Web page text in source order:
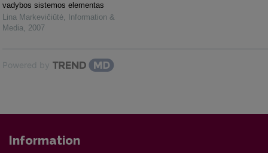
vadybos sistemos elementas
Lina Markevičiūtė,
Information &
Media, 2007
Powered by
Information